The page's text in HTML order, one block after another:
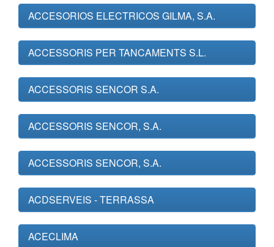
ACCESORIOS ELECTRICOS GILMA, S.A.
ACCESSORIS PER TANCAMENTS S.L.
ACCESSORIS SENCOR S.A.
ACCESSORIS SENCOR, S.A.
ACCESSORIS SENCOR, S.A.
ACDSERVEIS - TERRASSA
ACECLIMA